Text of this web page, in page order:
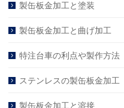
製缶板金加工と塗装
製缶板金加工と曲げ加工
特注台車の利点や製作方法
ステンレスの製缶板金加工
製缶板金加工と溶接